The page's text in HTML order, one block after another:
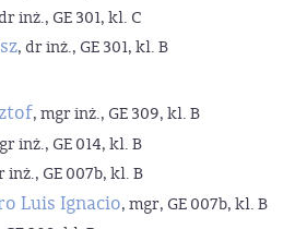
inż., GE 301, kl. C
, dr inż., GE 301, kl. B
, mgr inż., GE 309, kl. B
inż., GE 014, kl. B
inż., GE 007b, kl. B
Luis Ignacio, mgr, GE 007b, kl. B